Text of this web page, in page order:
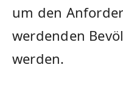
um den
werdenden
werden.